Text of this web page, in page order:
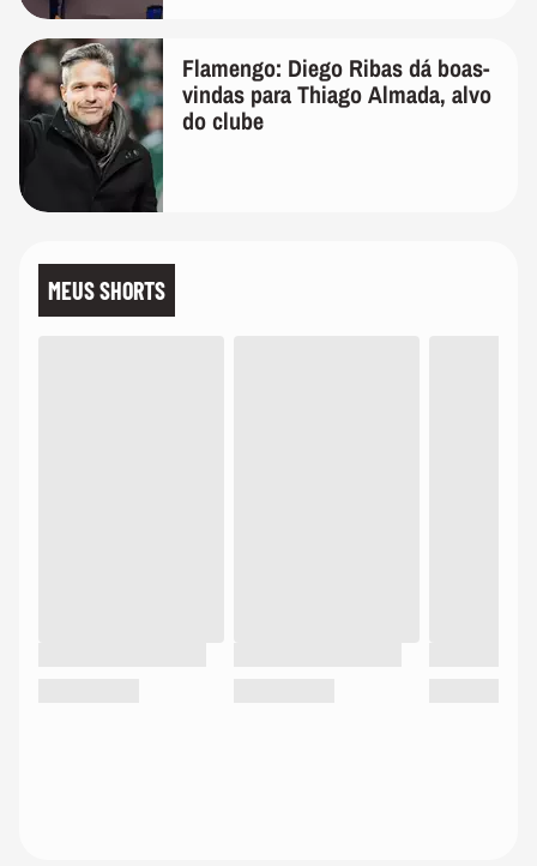
Flamengo: Diego Ribas dá boas-
vindas para Thiago Almada, alvo
do clube
MEUS SHORTS